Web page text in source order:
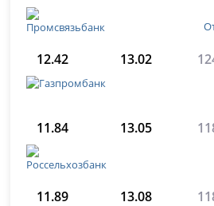
12.42 13.02
11.84 13.05
11.89 13.08